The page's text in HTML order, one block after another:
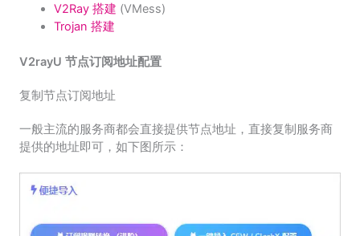
V2Ray 搭建 (VMess)
Trojan 搭建
V2rayU 节点订阅地址配置
复制节点订阅地址
一般主流的服务商都会直接提供节点地址，直接复制服务商
提供的地址即可，如下图所示：